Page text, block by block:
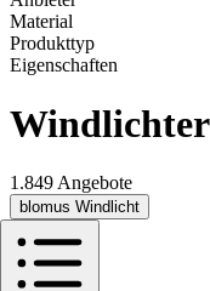
Material
Produkttyp
Eigenschaften
Windlichter
1.849 Angebote
blomus Windlicht